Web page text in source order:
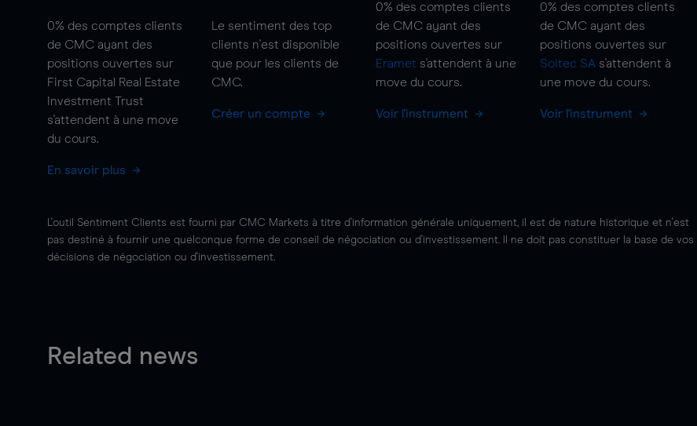
0% des comptes clients
de CMC ayant des
positions ouvertes sur
First Capital Real Estate
Investment Trust
s'attendent à une move
du cours.
En savoir plus
Le sentiment des top
clients n'est disponible
que pour les clients de
CMC.
Créer un compte
0% des comptes clients
de CMC ayant des
positions ouvertes sur
Eramet s'attendent à une
move du cours.
Voir l'instrument
0% des comptes clients
de CMC ayant des
positions ouvertes sur
Soitec SA s'attendent à
une move du cours.
Voir l'instrument
L'outil Sentiment Clients est fourni par CMC Markets à titre d'information générale uniquement, il est de nature historique et n'est
pas destiné à fournir une quelconque forme de conseil de négociation ou d'investissement. Il ne doit pas constituer la base de vos
décisions de négociation ou d'investissement.
Related news